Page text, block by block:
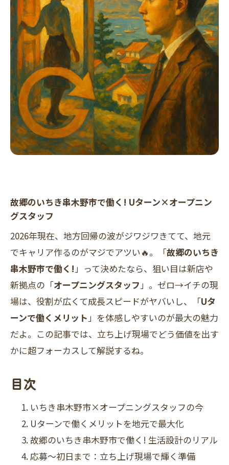
故郷のいちき串木野市で働く! Uターン×オープニン
グスタッフ
2026年現在、地方回帰の波がジワジワきてて、地元
でキャリア作るのがマジでアツい🔥。「故郷のいちき
串木野市で働く! 」って決めたなら、狙い目は新店や
新拠点の「オープニングスタッフ 」。ゼロ→イチの現
場は、役割が広くて成長スピードがヤバいし、「Uタ
ーンで働くメリット 」を体感しやすいのが最大の魅力
だよ。この記事では、立ち上げ現場でどう価値を出す
かに超フォーカスして解説するね。
目次
いちき串木野市×オープニングスタッフの今
Uターンで働くメリットを地元で最大化
故郷のいちき串木野市で働く! 生活設計のリアル
応募〜初日まで：立ち上げ現場で輝く準備